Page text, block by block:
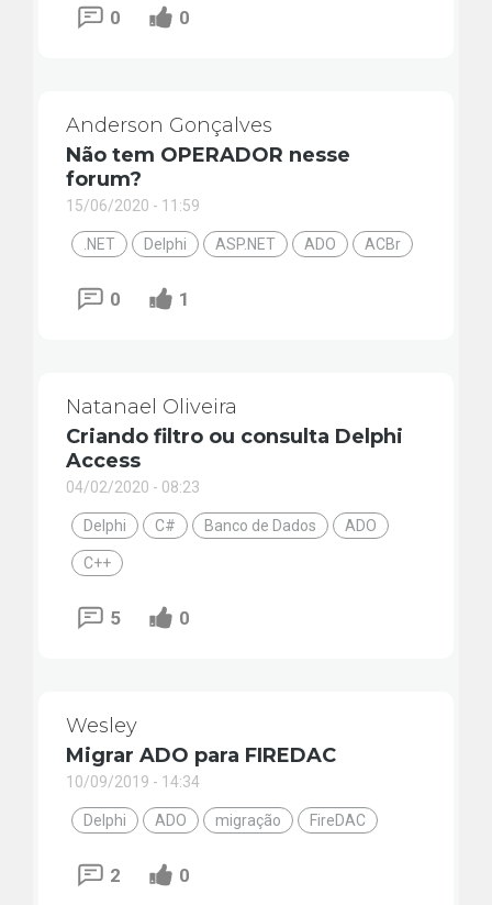
0 0
Anderson Gonçalves
Não tem OPERADOR nesse
forum?
15/06/2020 - 11:59
.NET Delphi ASP.NET ADO ACBr
0 1
Natanael Oliveira
Criando filtro ou consulta Delphi
Access
04/02/2020 - 08:23
Delphi C# Banco de Dados ADO
C++
5 0
Wesley
Migrar ADO para FIREDAC
10/09/2019 - 14:34
Delphi ADO migração FireDAC
2 0